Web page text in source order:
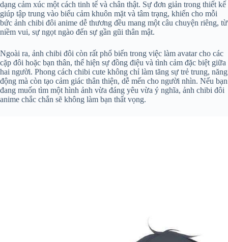
dạng cảm xúc một cách tinh tế và chân thật. Sự đơn giản trong thiết kế
giúp tập trung vào biểu cảm khuôn mặt và tâm trạng, khiến cho mỗi
bức ảnh chibi đôi anime dễ thương đều mang một câu chuyện riêng, từ
niềm vui, sự ngọt ngào đến sự gần gũi thân mật.
Ngoài ra, ảnh chibi đôi còn rất phổ biến trong việc làm avatar cho các
cặp đôi hoặc bạn thân, thể hiện sự đồng điệu và tình cảm đặc biệt giữa
hai người. Phong cách chibi cute không chỉ làm tăng sự trẻ trung, năng
động mà còn tạo cảm giác thân thiện, dễ mến cho người nhìn. Nếu bạn
đang muốn tìm một hình ảnh vừa đáng yêu vừa ý nghĩa, ảnh chibi đôi
anime chắc chắn sẽ không làm bạn thất vọng.